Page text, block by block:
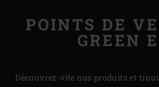
POINTS DE
GREEN
Découvrez-vite nos produits et